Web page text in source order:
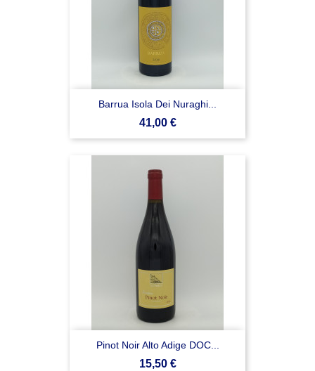
Barrua Isola Dei Nuraghi...
Prezzo
41,00 €
Pinot Noir Alto Adige DOC...
Prezzo
15,50 €